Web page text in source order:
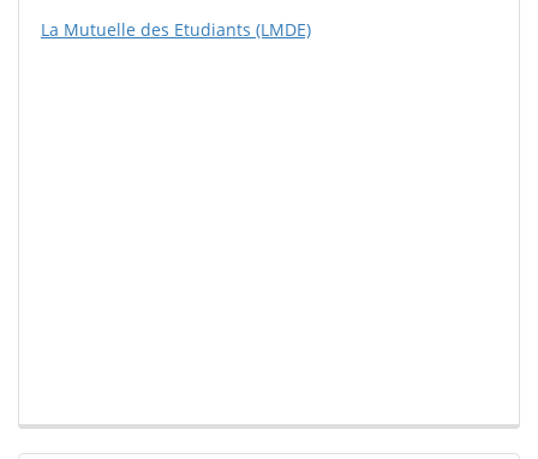
La Mutuelle des Etudiants (LMDE)